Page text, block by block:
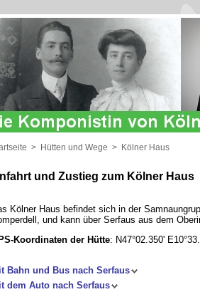
> Hütten und Wege > Kölner Haus
und Zustieg zum Kölner Haus
Kölner Haus befindet sich in der
und kann über Serfaus aus dem
Koordinaten der Hütte: N47°02.350'
Bahn und Bus nach Serfaus
dem Auto nach Serfaus